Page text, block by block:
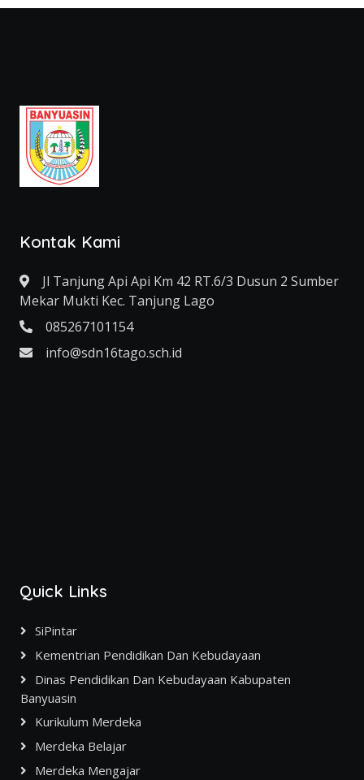
Kontak Kami
Jl Tanjung Api Api Km 42 RT.6/3 Dusun 2 Sumber
Mekar Mukti Kec. Tanjung Lago
085267101154
info@sdn16tago.sch.id
Quick Links
SiPintar
Kementrian Pendidikan Dan Kebudayaan
Dinas Pendidikan Dan Kebudayaan Kabupaten
Banyuasin
Kurikulum Merdeka
Merdeka Belajar
Merdeka Mengajar